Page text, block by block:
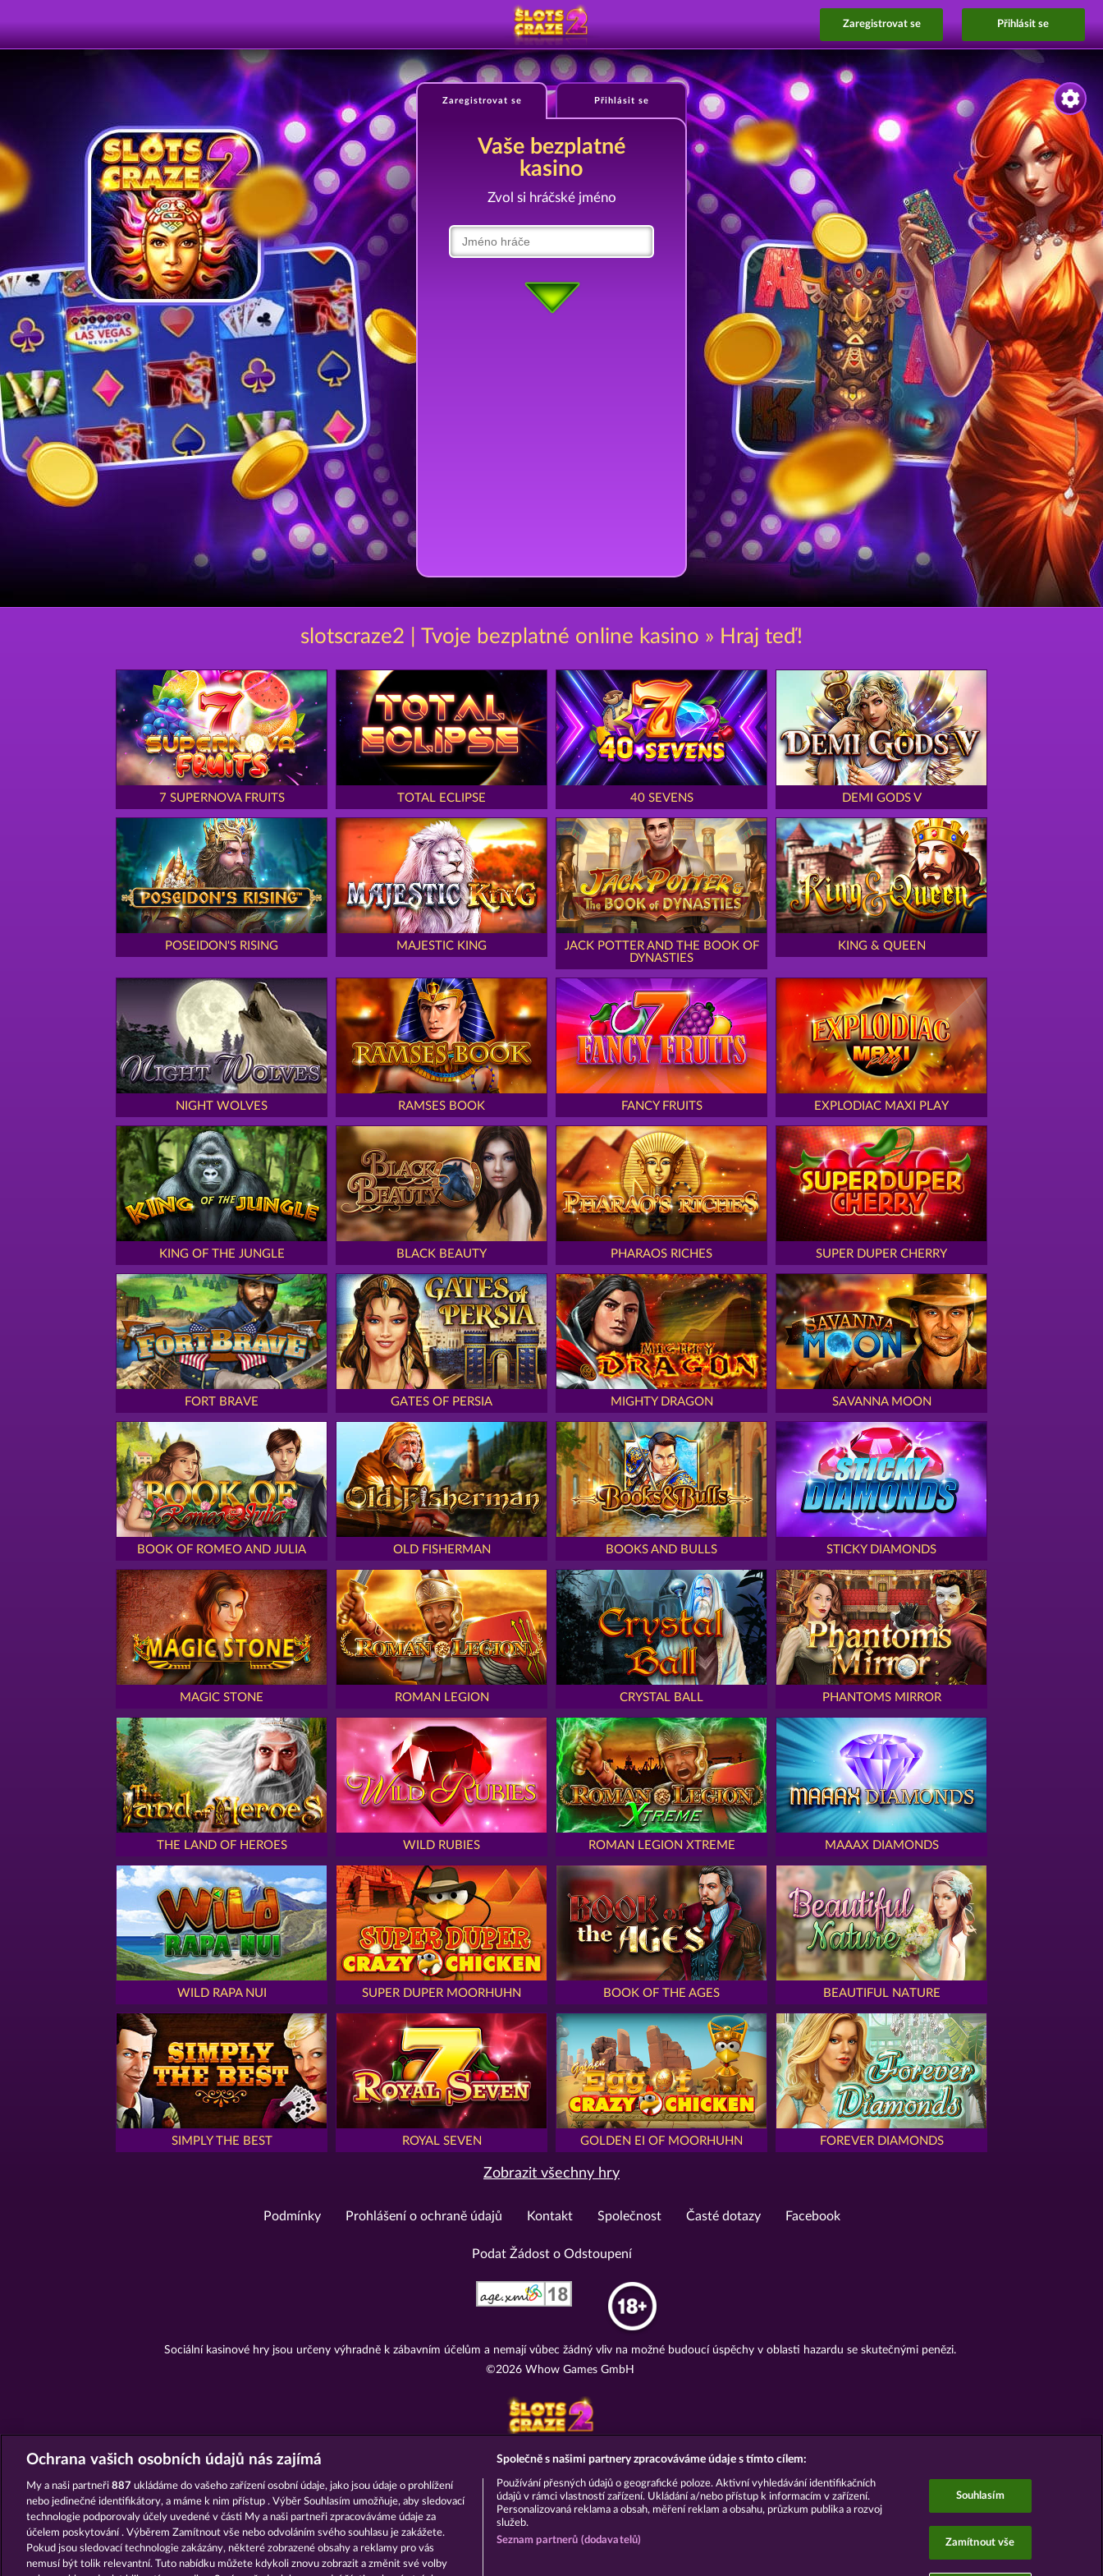
Zaregistrovat se Přihlásit se
Zaregistrovat se Přihlásit se
Vaše bezplatné
kasino
Zvol si hráčské jméno
slotscraze2 | Tvoje bezplatné online kasino » Hraj teď!
7 SUPERNOVA FRUITS TOTAL ECLIPSE 40 SEVENS DEMI GODS V
POSEIDON'S RISING MAJESTIC KING
JACK POTTER AND THE BOOK OF
DYNASTIES
KING & QUEEN
NIGHT WOLVES RAMSES BOOK FANCY FRUITS EXPLODIAC MAXI PLAY
KING OF THE JUNGLE BLACK BEAUTY PHARAOS RICHES SUPER DUPER CHERRY
FORT BRAVE GATES OF PERSIA MIGHTY DRAGON SAVANNA MOON
BOOK OF ROMEO AND JULIA OLD FISHERMAN BOOKS AND BULLS STICKY DIAMONDS
MAGIC STONE ROMAN LEGION CRYSTAL BALL PHANTOMS MIRROR
THE LAND OF HEROES WILD RUBIES ROMAN LEGION XTREME MAAAX DIAMONDS
WILD RAPA NUI SUPER DUPER MOORHUHN BOOK OF THE AGES BEAUTIFUL NATURE
SIMPLY THE BEST ROYAL SEVEN GOLDEN EI OF MOORHUHN FOREVER DIAMONDS
Zobrazit všechny hry
Podmínky Prohlášení o ochraně údajů Kontakt Společnost Časté dotazy Facebook
Podat Žádost o Odstoupení
Sociální kasinové hry jsou určeny výhradně k zábavním účelům a nemají vůbec žádný vliv na možné budoucí úspěchy v oblasti hazardu se skutečnými penězi.
©2026 Whow Games GmbH
Ochrana vašich osobních údajů nás zajímá
My a naši partneři 887 ukládáme do vašeho zařízení osobní údaje, jako jsou údaje o prohlížení
nebo jedinečné identifikátory, a máme k nim přístup . Výběr Souhlasím umožňuje, aby sledovací
technologie podporovaly účely uvedené v části My a naši partneři zpracováváme údaje za
účelem poskytování . Výběrem Zamítnout vše nebo odvoláním svého souhlasu je zakážete.
Pokud jsou sledovací technologie zakázány, některé zobrazené obsahy a reklamy pro vás
nemusí být tolik relevantní. Tuto nabídku můžete kdykoli znovu zobrazit a změnit své volby
Společně s našimi partnery zpracováváme údaje s tímto cílem:
Používání přesných údajů o geografické poloze. Aktivní vyhledávání identifikačních
údajů v rámci vlastností zařízení. Ukládání a/nebo přístup k informacím v zařízení.
Personalizovaná reklama a obsah, měření reklam a obsahu, průzkum publika a rozvoj
služeb.
Seznam partnerů (dodavatelů)
Souhlasím
Zamítnout vše